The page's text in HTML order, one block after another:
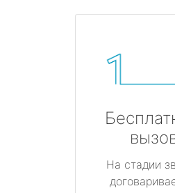
На стадии